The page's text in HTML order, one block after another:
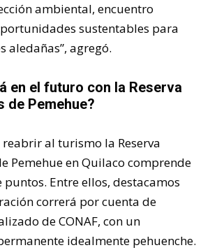
ambiental, encuentro
sustentables para
aledañas”, agregó.
en el futuro con la Reserva
de Pemehue?
al turismo la Reserva
Pemehue en Quilaco comprende
Entre ellos, destacamos
correrá por cuenta de
de CONAF, con un
idealmente pehuenche.